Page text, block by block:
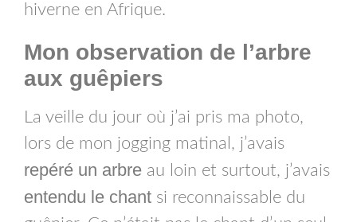
hiverne en Afrique.
Mon observation de l’arbre
aux guêpiers
La veille du jour où j’ai pris ma photo,
lors de mon jogging matinal, j’avais
repéré un arbre au loin et surtout, j’avais
entendu le chant si reconnaissable du